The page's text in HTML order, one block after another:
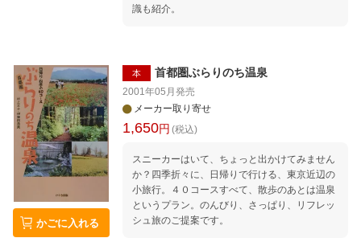
識も紹介。
かごに入れる
本 首都圏ぶらりのち温泉
2001年05月 発売
メーカー取り寄せ
1,650円 (税込)
スニーカーはいて、ちょっと出かけてみません
か？四季折々に、日帰りで行ける、東京近辺の
小旅行。４０コースすべて、散歩のあとは温泉
というプラン。のんびり、さっぱり、リフレッ
シュ旅のご提案です。